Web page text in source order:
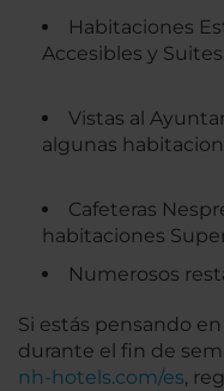
Habitaciones
Accesibles y
Vistas al
algunas
Cafeteras
habitaciones
Numerosos
Si estás pensando
durante el fin de
nh-hotels.com/es,